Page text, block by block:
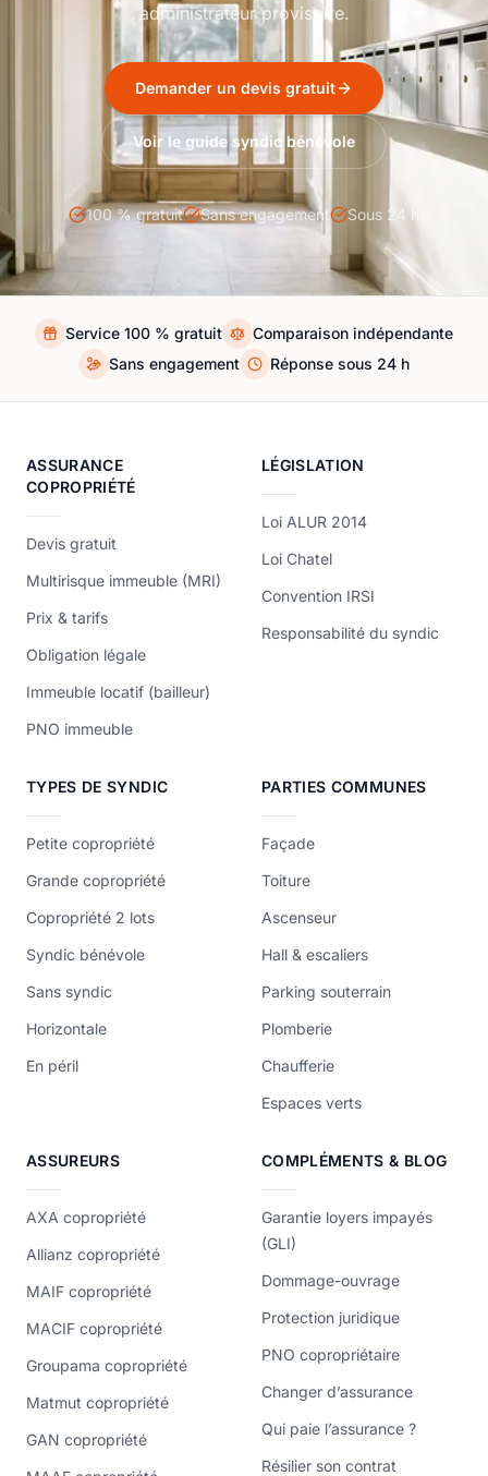
administrateur provisoire.
Demander un devis gratuit
Voir le guide syndic bénévole
100 % gratuit Sans engagement Sous 24 h
Service 100 % gratuit
Comparaison indépendante
Sans engagement
Réponse sous 24 h
ASSURANCE
COPROPRIÉTÉ
Devis gratuit
Multirisque immeuble (MRI)
Prix & tarifs
Obligation légale
Immeuble locatif (bailleur)
PNO immeuble
LÉGISLATION
Loi ALUR 2014
Loi Chatel
Convention IRSI
Responsabilité du syndic
TYPES DE SYNDIC
Petite copropriété
Grande copropriété
Copropriété 2 lots
Syndic bénévole
Sans syndic
Horizontale
En péril
PARTIES COMMUNES
Façade
Toiture
Ascenseur
Hall & escaliers
Parking souterrain
Plomberie
Chaufferie
Espaces verts
ASSUREURS
AXA copropriété
Allianz copropriété
MAIF copropriété
MACIF copropriété
Groupama copropriété
Matmut copropriété
GAN copropriété
COMPLÉMENTS & BLOG
Garantie loyers impayés
(GLI)
Dommage-ouvrage
Protection juridique
PNO copropriétaire
Changer d’assurance
Qui paie l’assurance ?
Résilier son contrat